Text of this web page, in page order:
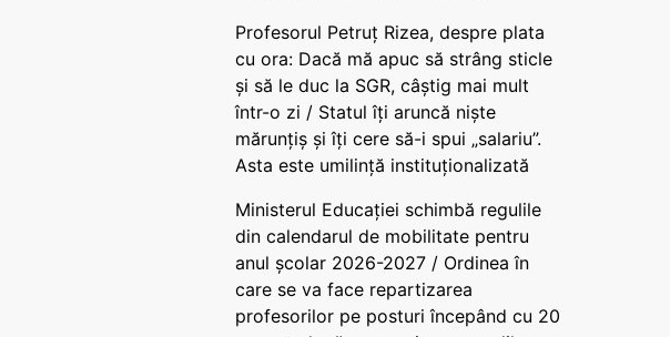
Profesorul Petruț Rizea, despre plata
cu ora: Dacă mă apuc să strâng sticle
și să le duc la SGR, câștig mai mult
într-o zi / Statul îți aruncă niște
mărunțiș și îți cere să-i spui „salariu”.
Asta este umilință instituționalizată
Ministerul Educației schimbă regulile
din calendarul de mobilitate pentru
anul școlar 2026-2027 / Ordinea în
care se va face repartizarea
profesorilor pe posturi începând cu 20